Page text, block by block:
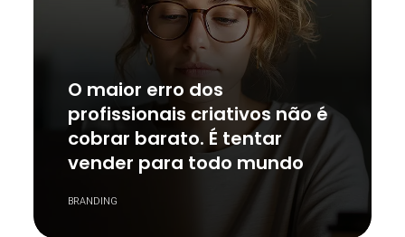
O maior erro dos
profissionais criativos não é
cobrar barato. É tentar
vender para todo mundo
BRANDING